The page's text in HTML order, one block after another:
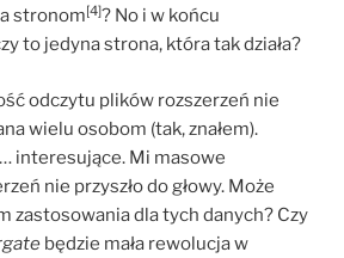
stronom[4]? No i w końcu
to jedyna strona, która tak działa?
odczytu plików rozszerzeń nie
wielu osobom (tak, znałem).
interesujące. Mi masowe
nie przyszło do głowy. Może
zastosowania dla tych danych? Czy
będzie mała rewolucja w